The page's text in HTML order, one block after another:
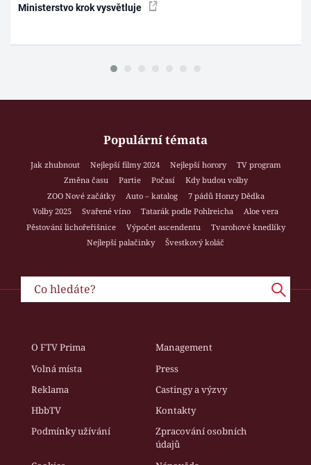
Ministerstvo krok vysvětluje
Populární témata
Jak zhubnout Nejlepší filmy 2024 Nejlepší horory
TV program
Změna času
Partie Počasí
Kdy budou volby
ZOO Nové začátky
Auto – katalog
7 pádů Honzy Dědka
Volby 2025
Svařené víno Tatarák podle Pohlreicha
Aloe vera
Pěstování lichořeřišnice
Výpočet ascendentu
Tvarohové knedlíky
Nejlepší palačinky
Švestkový koláč
O FTV Prima
Management
Volná místa
Press
Reklama
Castingy a výzvy
HbbTV
Kontakty
Podmínky užívání
Zpracování osobních
údajů